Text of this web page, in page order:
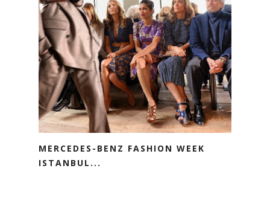
MERCEDES-BENZ FASHION WEEK
ISTANBUL...